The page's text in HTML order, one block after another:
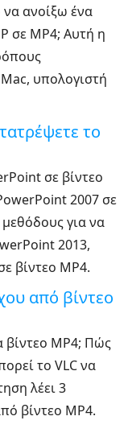
να ανοίξω ένα
σε MP4; Αυτή η
υπολογιστή
το
σε βίντεο
2007 σε
για να
2013,
βίντεο MP4.
από βίντεο
MP4; Πώς
το VLC να
λέει 3
βίντεο MP4.